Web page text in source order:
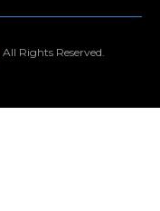
All Rights Reserved.